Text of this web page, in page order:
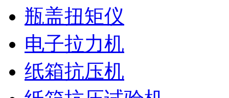
瓶盖扭矩仪
电子拉力机
纸箱抗压机